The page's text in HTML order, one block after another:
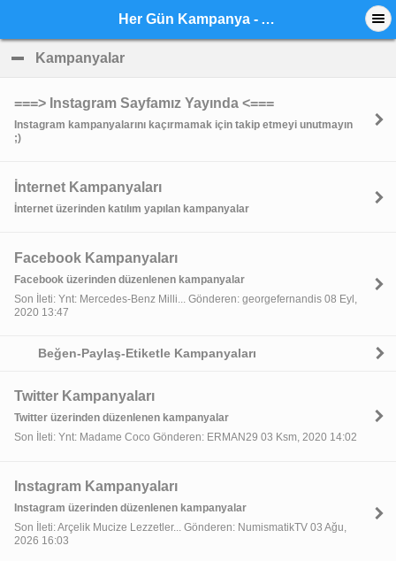
Her Gün Kampanya - Anasayfa
Kampanyalar
===> Instagram Sayfamız Yayında <===
Instagram kampanyalarını kaçırmamak için takip etmeyi unutmayın
;)
İnternet Kampanyaları
İnternet üzerinden katılım yapılan kampanyalar
Facebook Kampanyaları
Facebook üzerinden düzenlenen kampanyalar
Son İleti: Ynt: Mercedes-Benz Milli... Gönderen: georgefernandis 08 Eyl,
2020 13:47
Beğen-Paylaş-Etiketle Kampanyaları
Twitter Kampanyaları
Twitter üzerinden düzenlenen kampanyalar
Son İleti: Ynt: Madame Coco Gönderen: ERMAN29 03 Ksm, 2020 14:02
Instagram Kampanyaları
Instagram üzerinden düzenlenen kampanyalar
Son İleti: Arçelik Mucize Lezzetler... Gönderen: NumismatikTV 03 Ağu,
2026 16:03